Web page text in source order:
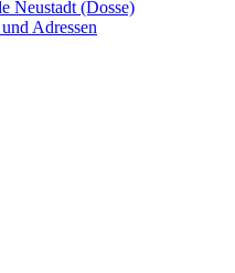
Neustadt (Dosse)
Adressen